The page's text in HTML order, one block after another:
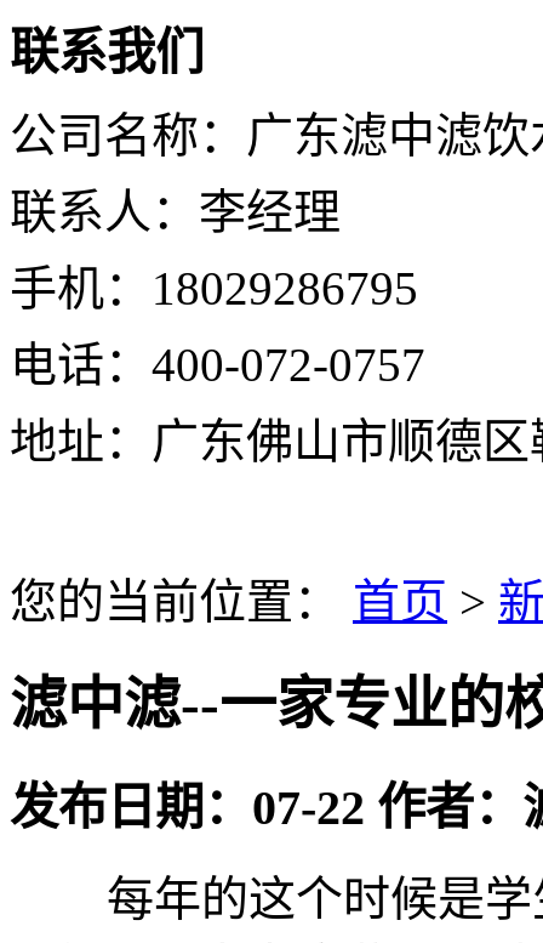
联系我们
公司名称：广东滤中滤
联系人：李经理
手机：18029286795
电话：400-072-0757
地址：广东佛山市顺德
您的当前位置： 首页 >
滤中滤--一家专业的
发布日期： 07-22 作者：
每年的这个时候是学